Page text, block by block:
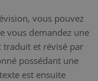
vous pouvez
vous demandez une
traduit et révisé par
possédant une
est ensuite